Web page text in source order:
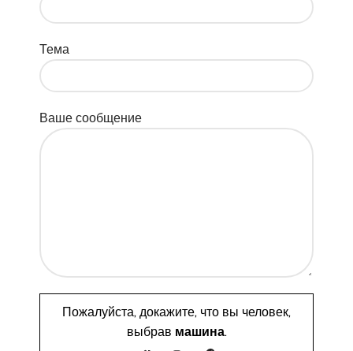
Тема
Ваше сообщение
Пожалуйста, докажите, что вы человек,
выбрав машина.